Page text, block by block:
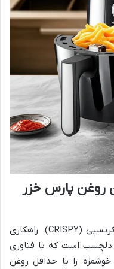
پارس خزر
سرخ کن بدون روغن پارس خزر مدل کریسپی (CRISPY)، راهکاری
دلچسب است که با فناوری
را با حداقل روغن